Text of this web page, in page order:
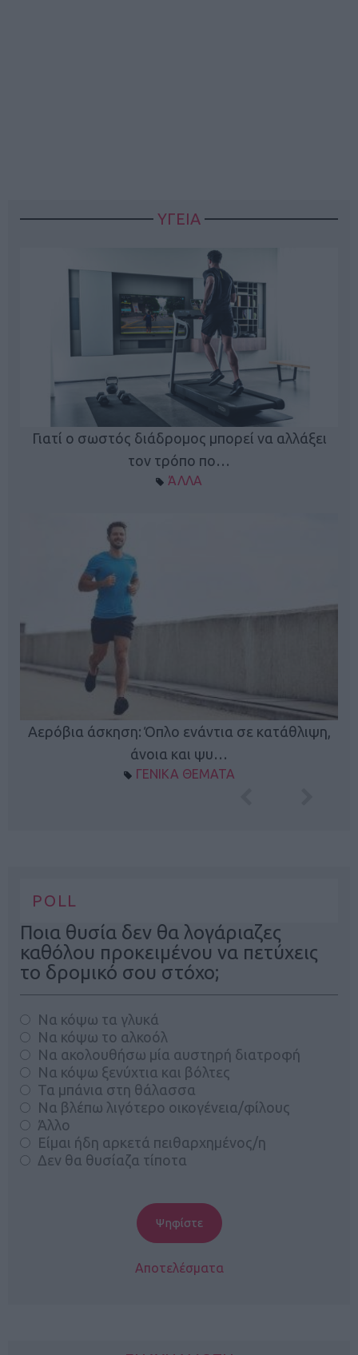
ΥΓΕΙΑ
Γιατί ο σωστός διάδρομος μπορεί να αλλάξει
τον τρόπο πο…
ΆΛΛΑ
Αερόβια άσκηση: Όπλο ενάντια σε κατάθλιψη,
άνοια και ψυ…
ΓΕΝΙΚΑ ΘΕΜΑΤΑ
POLL
Ποια θυσία δεν θα λογάριαζες
καθόλου προκειμένου να πετύχεις
το δρομικό σου στόχο;
Να κόψω τα γλυκά
Να κόψω το αλκοόλ
Να ακολουθήσω μία αυστηρή διατροφή
Να κόψω ξενύχτια και βόλτες
Τα μπάνια στη θάλασσα
Να βλέπω λιγότερο οικογένεια/φίλους
Άλλο
Είμαι ήδη αρκετά πειθαρχημένος/η
Δεν θα θυσίαζα τίποτα
Αποτελέσματα